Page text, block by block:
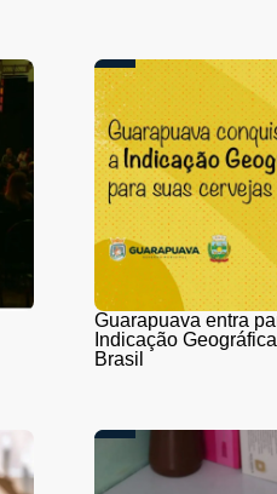
Guarapuava entra
Indicação
Brasil